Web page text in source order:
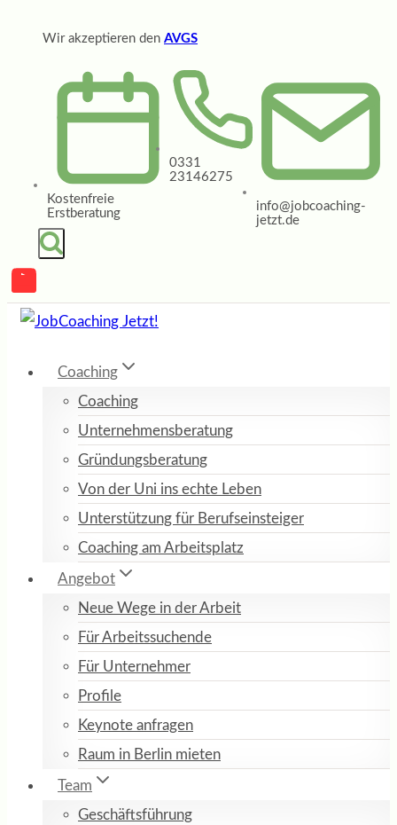
Wir akzeptieren den AVGS
Kostenfreie
Erstberatung
0331
23146275
info@jobcoaching-
jetzt.de
Coaching
Coaching
Unternehmensberatung
Gründungsberatung
Von der Uni ins echte Leben
Unterstützung für Berufseinsteiger
Coaching am Arbeitsplatz
Angebot
Neue Wege in der Arbeit
Für Arbeitssuchende
Für Unternehmer
Profile
Keynote anfragen
Raum in Berlin mieten
Team
Geschäftsführung